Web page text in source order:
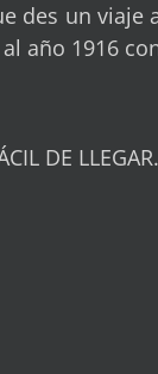
des un viaje
año 1916
DE LLEGAR.